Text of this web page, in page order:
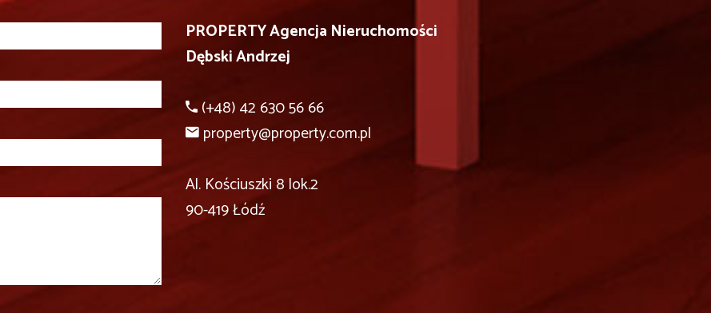
PROPERTY Agencja Nieruchomości
Dębski Andrzej
(+48) 42 630 56 66
property@property.com.pl
Al. Kościuszki 8 lok.2
90-419 Łódź